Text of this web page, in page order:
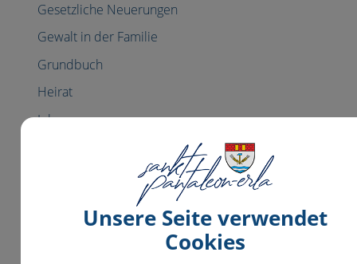
Gesetzliche Neuerungen
Gewalt in der Familie
Grundbuch
Heirat
Jobs
Personalausweis
Unsere Seite verwendet
Cookies